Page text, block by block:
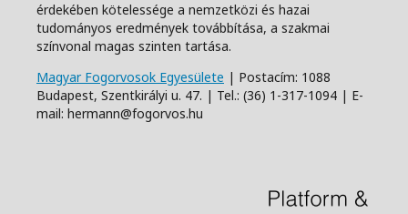
érdekében kötelessége a nemzetközi és hazai
tudományos eredmények továbbítása, a szakmai
színvonal magas szinten tartása.
Magyar Fogorvosok Egyesülete | Postacím: 1088
Budapest, Szentkirályi u. 47. | Tel.: (36) 1-317-1094 | E-
mail: hermann@fogorvos.hu